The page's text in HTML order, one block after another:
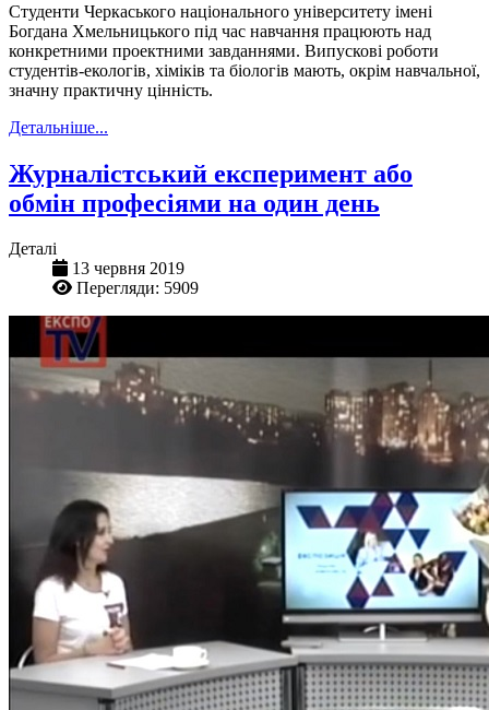
Студенти Черкаського національного університету імені
Богдана Хмельницького під час навчання працюють над
конкретними проектними завданнями. Випускові роботи
студентів-екологів, хіміків та біологів мають, окрім навчальної,
значну практичну цінність.
Детальніше...
Журналістський експеримент або
обмін професіями на один день
Деталі
13 червня 2019
Перегляди: 5909